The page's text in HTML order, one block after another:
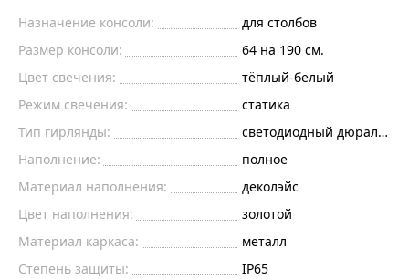
Назначение консоли:
для столбов
Размер консоли:
64 на 190 см.
Цвет свечения:
тёплый-белый
Режим свечения:
статика
Тип гирлянды:
светодиодный дюралайт
Наполнение:
полное
Материал наполнения:
деколэйс
Цвет наполнения:
золотой
Материал каркаса:
металл
Степень защиты:
IP65